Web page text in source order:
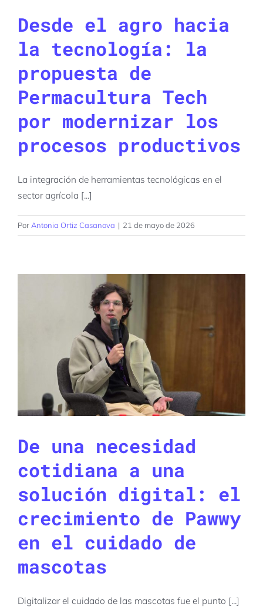
Desde el agro hacia
la tecnología: la
propuesta de
Permacultura Tech
por modernizar los
procesos productivos
La integración de herramientas tecnológicas en el
sector agrícola [...]
PorAntonia Ortiz Casanova | 21 de mayo de 2026
De una necesidad
cotidiana a una
solución digital: el
crecimiento de Pawwy
en el cuidado de
mascotas
Digitalizar el cuidado de las mascotas fue el punto [...]